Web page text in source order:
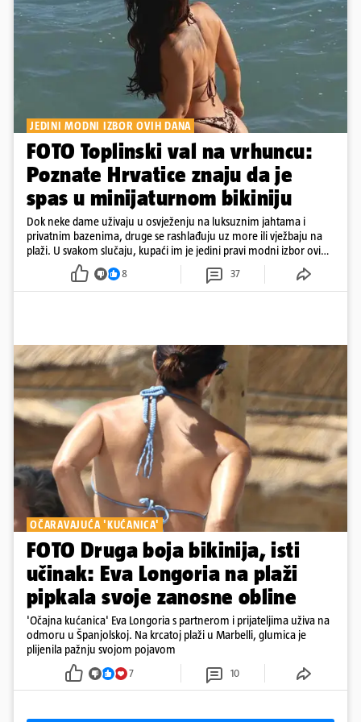
JEDINI MODNI IZBOR OVIH DANA
FOTO Toplinski val na vrhuncu:
Poznate Hrvatice znaju da je
spas u minijaturnom bikiniju
Dok neke dame uživaju u osvježenju na luksuznim jahtama i
privatnim bazenima, druge se rashlađuju uz more ili vježbaju na
plaži. U svakom slučaju, kupaći im je jedini pravi modni izbor ovih
8 37
OČARAVAJUĆA 'KUĆANICA'
FOTO Druga boja bikinija, isti
učinak: Eva Longoria na plaži
pipkala svoje zanosne obline
'Očajna kućanica' Eva Longoria s partnerom i prijateljima uživa na
odmoru u Španjolskoj. Na krcatoj plaži u Marbelli, glumica je
plijenila pažnju svojom pojavom
7 10